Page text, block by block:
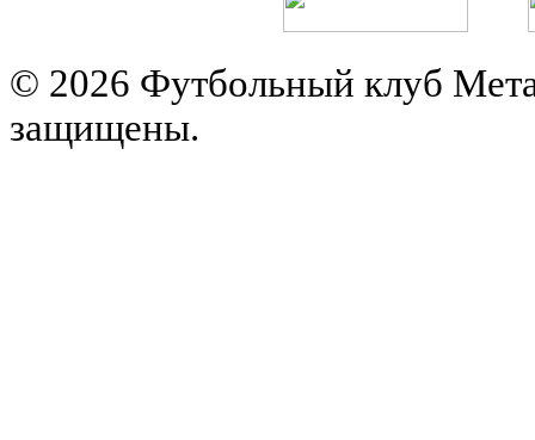
© 2026 Футбольный клуб
защищены.